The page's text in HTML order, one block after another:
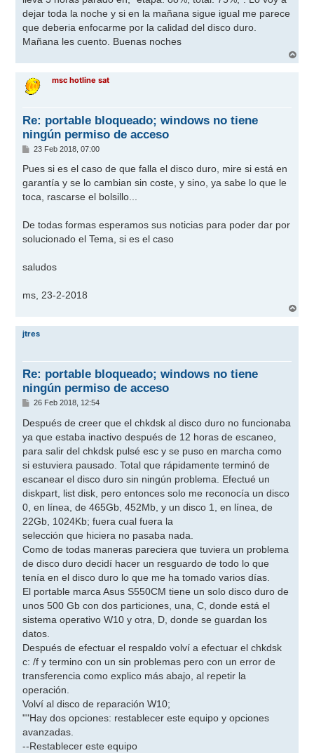
dejar toda la noche y si en la mañana sigue igual me parece
que deberia enfocarme por la calidad del disco duro.
Mañana les cuento. Buenas noches
r
msc hotline sat
Re: portable bloqueado; windows no tiene
ningún permiso de acceso
M
n
a
j
e
23 Feb 2018, 07:00
Pues si es el caso de que falla el disco duro, mire si está en
garantía y se lo cambian sin coste, y sino, ya sabe lo que le
toca, rascarse el bolsillo...
De todas formas esperamos sus noticias para poder dar por
solucionado el Tema, si es el caso
saludos
ms, 23-2-2018
r
jtres
Re: portable bloqueado; windows no tiene
ningún permiso de acceso
M
n
s
a
e
26 Feb 2018, 12:54
Después de creer que el chkdsk al disco duro no funcionaba
ya que estaba inactivo después de 12 horas de escaneo,
para salir del chkdsk pulsé esc y se puso en marcha como
si estuviera pausado. Total que rápidamente terminó de
escanear el disco duro sin ningún problema. Efectué un
diskpart, list disk, pero entonces solo me reconocía un disco
0, en línea, de 465Gb, 452Mb, y un disco 1, en línea, de
22Gb, 1024Kb; fuera cual fuera la
selección que hiciera no pasaba nada.
Como de todas maneras pareciera que tuviera un problema
de disco duro decidí hacer un resguardo de todo lo que
tenía en el disco duro lo que me ha tomado varios días.
El portable marca Asus S550CM tiene un solo disco duro de
unos 500 Gb con dos particiones, una, C, donde está el
sistema operativo W10 y otra, D, donde se guardan los
datos.
Después de efectuar el respaldo volví a efectuar el chkdsk
c: /f y termino con un sin problemas pero con un error de
transferencia como explico más abajo, al repetir la
operación.
Volví al disco de reparación W10;
""Hay dos opciones: restablecer este equipo y opciones
avanzadas.
--Restablecer este equipo